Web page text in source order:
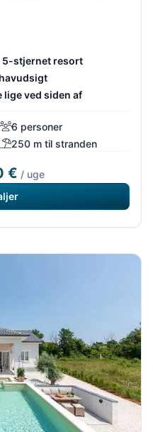
5-stjernet resort
lige ved siden af
6 personer
250 m til stranden
€ / uge